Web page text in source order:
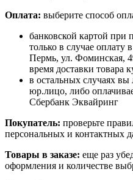
Оплата: выберите способ
банковской картой при
только в случае оплату
Пермь, ул. Фоминская,
время доставки товара
в остальных случаях вы
юр.лицо, либо
Сбербанк Эквайринг
Покупатель: проверьте
персональных и контактных
Товары в заказе: еще раз
оформления и количестве